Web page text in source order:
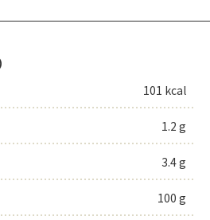
101 kcal
1.2 g
3.4 g
100 g